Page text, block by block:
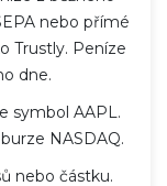
nebo přímé
Trustly. Peníze
dne.
symbol AAPL.
NASDAQ.
nebo částku.